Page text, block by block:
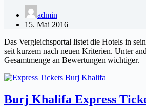
admin
15. Mai 2016
Das Vergleichsportal listet die Hotels in
seit kurzem nach neuen Kriterien. Unter
Gesamtmenge an Bewertungen wichtiger.
Burj Khalifa Express